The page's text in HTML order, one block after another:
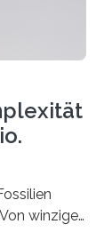
winzigen